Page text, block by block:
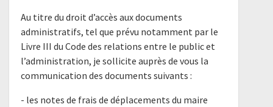
Au titre du droit d’accès aux documents
administratifs, tel que prévu notamment par le
Livre III du Code des relations entre le public et
l’administration, je sollicite auprès de vous la
communication des documents suivants :
- les notes de frais de déplacements du maire